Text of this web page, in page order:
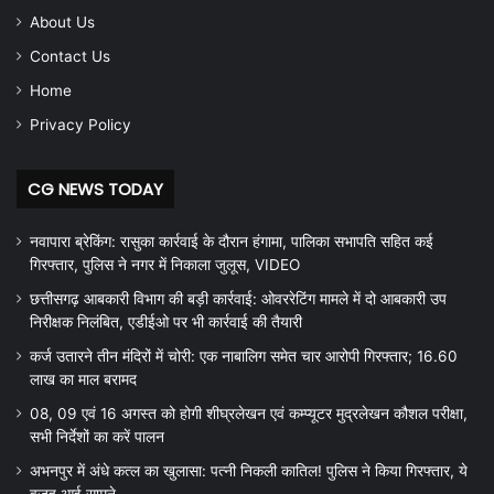
About Us
Contact Us
Home
Privacy Policy
CG NEWS TODAY
नवापारा ब्रेकिंग: रासुका कार्रवाई के दौरान हंगामा, पालिका सभापति सहित कई
गिरफ्तार, पुलिस ने नगर में निकाला जुलूस, VIDEO
छत्तीसगढ़ आबकारी विभाग की बड़ी कार्रवाई: ओवररेटिंग मामले में दो आबकारी उप
निरीक्षक निलंबित, एडीईओ पर भी कार्रवाई की तैयारी
कर्ज उतारने तीन मंदिरों में चोरी: एक नाबालिग समेत चार आरोपी गिरफ्तार; 16.60
लाख का माल बरामद
08, 09 एवं 16 अगस्त को होगी शीघ्रलेखन एवं कम्प्यूटर मुद्रलेखन कौशल परीक्षा,
सभी निर्देशों का करें पालन
अभनपुर में अंधे कत्ल का खुलासा: पत्नी निकली कातिल! पुलिस ने किया गिरफ्तार, ये